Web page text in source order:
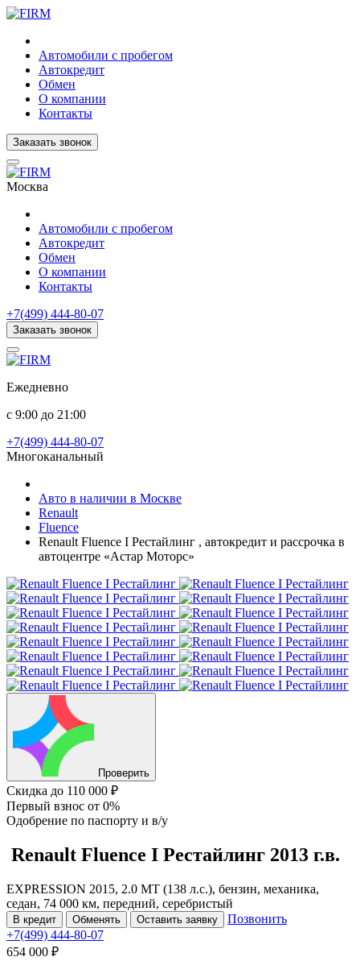
Автомобили с пробегом
Автокредит
Обмен
О компании
Контакты
Заказать звонок
Москва
Автомобили с пробегом
Автокредит
Обмен
О компании
Контакты
+7(499) 444-80-07
Заказать звонок
Ежедневно
с 9:00 до 21:00
+7(499) 444-80-07
Многоканальный
Авто в наличии в Москве
Renault
Fluence
Renault Fluence I Рестайлинг , автокредит и рассрочка в
автоцентре «Астар Моторс»
Проверить
Скидка до 110 000 ₽
Первый взнос от 0%
Одобрение по паспорту и в/у
Renault Fluence I Рестайлинг 2013 г.в.
EXPRESSION 2015, 2.0 MT (138 л.с.), бензин, механика,
седан, 74 000 км, передний, серебристый
В кредит Обменять Оставить заявку
Позвонить
+7(499) 444-80-07
654 000 ₽